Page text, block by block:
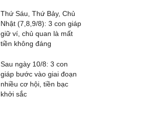
Thứ Sáu, Thứ Bảy, Chủ
Nhật (7,8,9/8): 3 con giáp
giữ ví, chủ quan là mất
tiền không đáng
Sau ngày 10/8: 3 con
giáp bước vào giai đoạn
nhiều cơ hội, tiền bạc
khởi sắc